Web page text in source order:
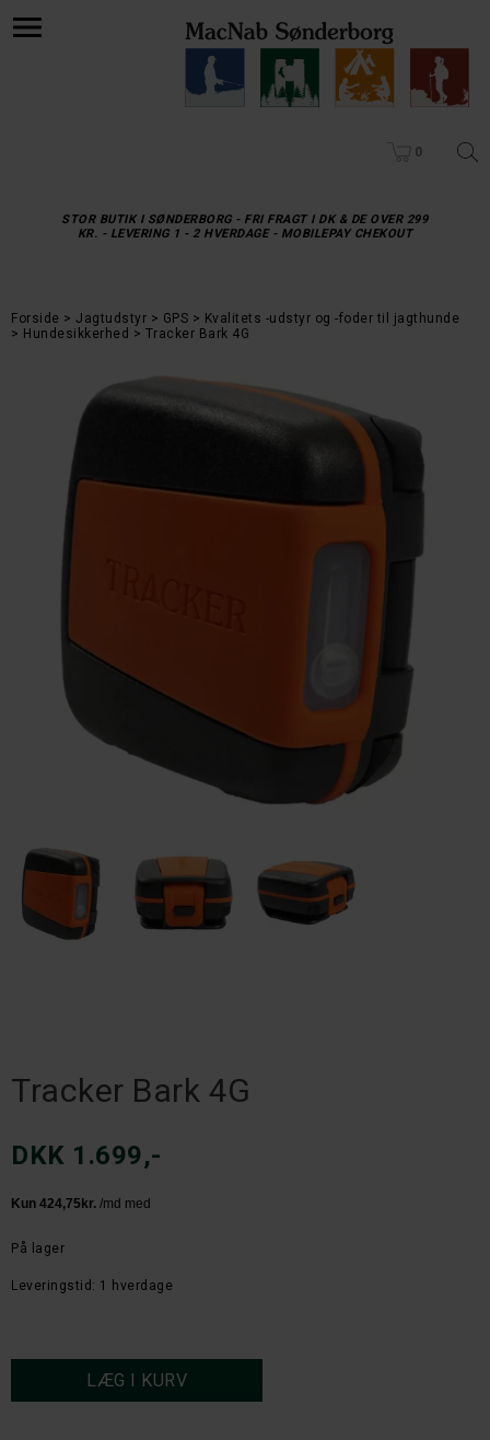
0
STOR BUTIK I SØNDERBORG - FRI FRAGT I DK & DE OVER 299
KR. - LEVERING 1 - 2 HVERDAGE - MOBILEPAY CHEKOUT
Forside Jagtudstyr GPS
Kvalitets -udstyr og -foder til jagthunde
Hundesikkerhed
Tracker Bark 4G
Tracker Bark 4G
DKK 1.699,-
På lager
Leveringstid: 1 hverdage